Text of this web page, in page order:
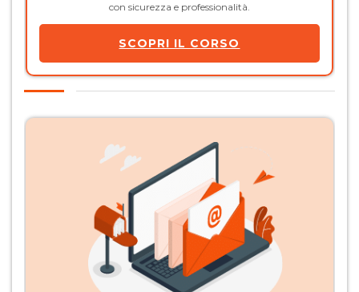
con sicurezza e professionalità.
SCOPRI IL CORSO